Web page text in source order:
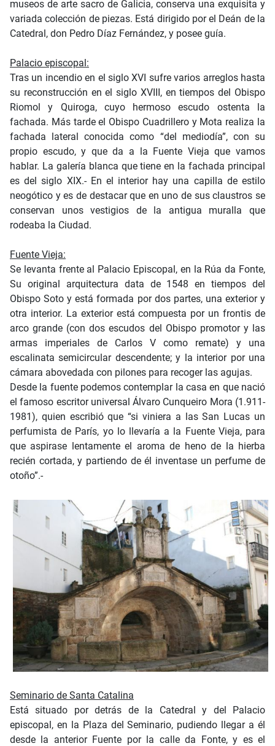
museos de arte sacro de Galicia, conserva una exquisita y
variada colección de piezas. Está dirigido por el Deán de la
Catedral, don Pedro Díaz Fernández, y posee guía.
Palacio episcopal:
Tras un incendio en el siglo XVI sufre varios arreglos hasta
su reconstrucción en el siglo XVIII, en tiempos del Obispo
Riomol y Quiroga, cuyo hermoso escudo ostenta la
fachada. Más tarde el Obispo Cuadrillero y Mota realiza la
fachada lateral conocida como “del mediodía”, con su
propio escudo, y que da a la Fuente Vieja que vamos
hablar. La galería blanca que tiene en la fachada principal
es del siglo XIX.- En el interior hay una capilla de estilo
neogótico y es de destacar que en uno de sus claustros se
conservan unos vestigios de la antigua muralla que
rodeaba la Ciudad.
Fuente Vieja:
Se levanta frente al Palacio Episcopal, en la Rúa da Fonte,
Su original arquitectura data de 1548 en tiempos del
Obispo Soto y está formada por dos partes, una exterior y
otra interior. La exterior está compuesta por un frontis de
arco grande (con dos escudos del Obispo promotor y las
armas imperiales de Carlos V como remate) y una
escalinata semicircular descendente; y la interior por una
cámara abovedada con pilones para recoger las agujas.
Desde la fuente podemos contemplar la casa en que nació
el famoso escritor universal Álvaro Cunqueiro Mora (1.911-
1981), quien escribió que “si viniera a las San Lucas un
perfumista de París, yo lo llevaría a la Fuente Vieja, para
que aspirase lentamente el aroma de heno de la hierba
recién cortada, y partiendo de él inventase un perfume de
otoño”.-
Seminario de Santa Catalina
Está situado por detrás de la Catedral y del Palacio
episcopal, en la Plaza del Seminario, pudiendo llegar a él
desde la anterior Fuente por la calle da Fonte, y es el